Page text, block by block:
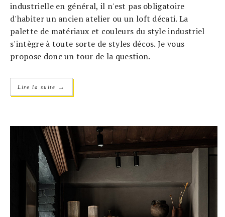
industrielle en général, il n'est pas obligatoire
d'habiter un ancien atelier ou un loft décati. La
palette de matériaux et couleurs du style industriel
s'intègre à toute sorte de styles décos. Je vous
propose donc un tour de la question.
Lire la suite →